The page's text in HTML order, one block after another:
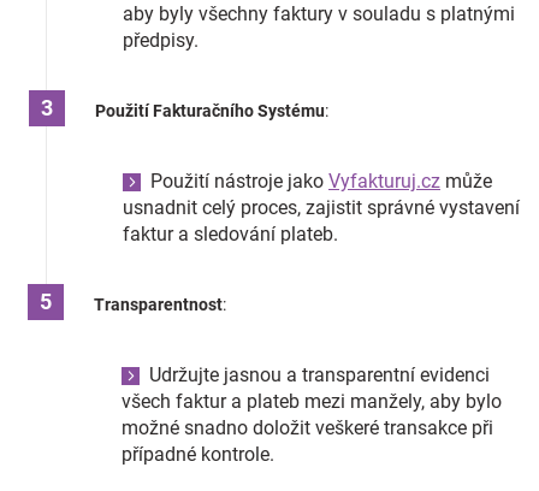
aby byly všechny faktury v souladu s platnými
předpisy.
Použití Fakturačního Systému:
Použití nástroje jako Vyfakturuj.cz může
usnadnit celý proces, zajistit správné vystavení
faktur a sledování plateb.
Transparentnost:
Udržujte jasnou a transparentní evidenci
všech faktur a plateb mezi manžely, aby bylo
možné snadno doložit veškeré transakce při
případné kontrole.